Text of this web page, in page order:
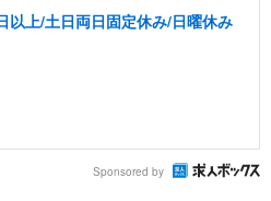
以上/土日両日固定休み/日曜休み
Sponsored by